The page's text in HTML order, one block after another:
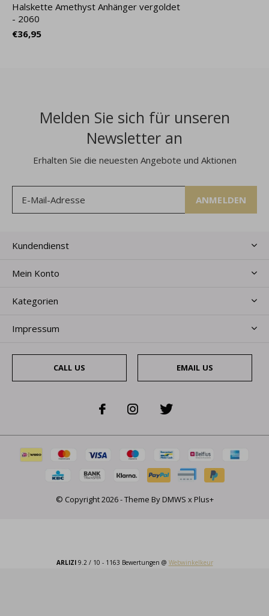
Halskette Amethyst Anhänger vergoldet
- 2060
€36,95
Melden Sie sich für unseren
Newsletter an
Erhalten Sie die neuesten Angebote und Aktionen
ANMELDEN
Kundendienst
Mein Konto
Kategorien
Impressum
CALL US EMAIL US
© Copyright2026- Theme ByDMWS xPlus+
ARLIZI9.2/ 10 - 1163 Bewertungen @ Webwinkelkeur